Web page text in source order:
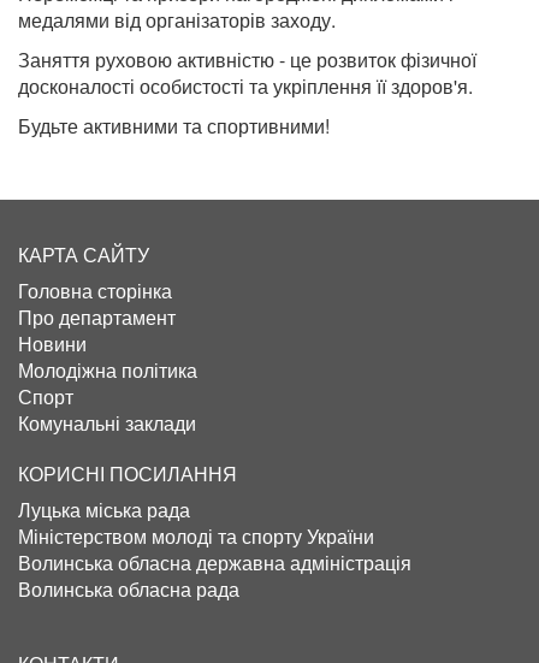
медалями від організаторів заходу.
Заняття руховою активністю - це розвиток фізичної
досконалості особистості та укріплення її здоров'я.
Будьте активними та спортивними!
КАРТА САЙТУ
Головна сторінка
Про департамент
Новини
Молодіжна політика
Спорт
Комунальні заклади
КОРИСНІ ПОСИЛАННЯ
Луцька міська рада
Міністерством молоді та спорту України
Волинська обласна державна адміністрація
Волинська обласна рада